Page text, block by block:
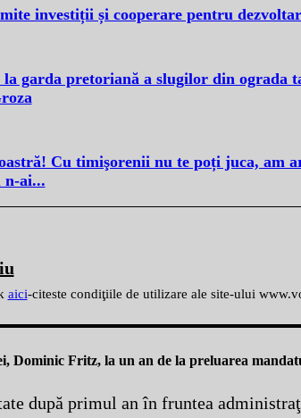
investiții și cooperare pentru
garda pretoriană a slugilor din ograda
Cu timişorenii nu te poți juca, am
n-ai...
aici-citeste condiţiile de utilizare ale site-ului
Dominic Fritz, la un an de la preluarea
după primul an în fruntea